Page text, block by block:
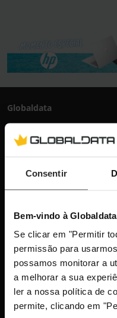
Consentir
Bem-vindo à
Se clicar em "Permitir
permissão para
possamos monitorar a
a melhorar a sua
ler a nossa política de
permite, clicando em
Globaldata
+351 300 600 520
dias úteis das 10h-13h e
As nossas comunidades
Mantenha-me
novidades,
promoções.
Este site está protegido